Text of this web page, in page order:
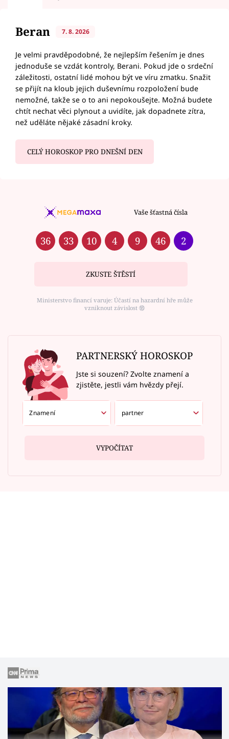
Beran 7. 8. 2026
Je velmi pravděpodobné, že nejlepším řešením je dnes
jednoduše se vzdát kontroly, Berani. Pokud jde o srdeční
záležitosti, ostatní lidé mohou být ve víru zmatku. Snažit
se přijít na kloub jejich duševnímu rozpoložení bude
nemožné, takže se o to ani nepokoušejte. Možná budete
chtít nechat věci plynout a uvidíte, jak dopadnete zítra,
než uděláte nějaké zásadní kroky.
CELÝ HOROSKOP PRO DNEŠNÍ DEN
Vaše šťastná čísla
36 33 10 4 9 46 2
ZKUSTE ŠTĚSTÍ
Ministerstvo financí varuje: Účastí na hazardní hře může
vzniknout závislost ⑱
PARTNERSKÝ HOROSKOP
Jste si souzení? Zvolte znamení a
zjistěte, jestli vám hvězdy přejí.
VYPOČÍTAT